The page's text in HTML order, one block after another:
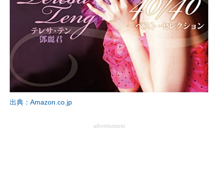
出典：Amazon.co.jp
advertisement